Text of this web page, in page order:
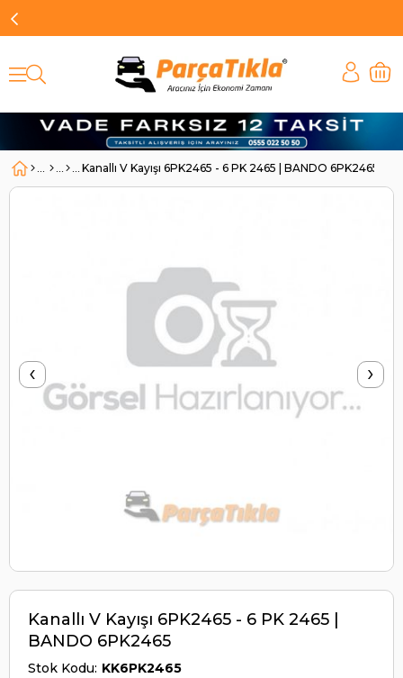
Kanallı V Kayışı 6PK2465 - 6 PK 2465 | BANDO 6PK2465
‹ ›
Kanallı V Kayışı 6PK2465 - 6 PK 2465 |
BANDO 6PK2465
Stok Kodu KK6PK2465